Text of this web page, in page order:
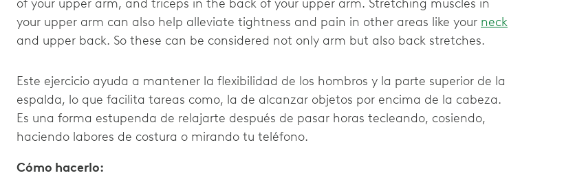
of your upper arm, and triceps in the back of your upper arm. Stretching muscles in
your upper arm can also help alleviate tightness and pain in other areas like your neck
and upper back. So these can be considered not only arm but also back stretches.
Este ejercicio ayuda a mantener la flexibilidad de los hombros y la parte superior de la
espalda, lo que facilita tareas como, la de alcanzar objetos por encima de la cabeza.
Es una forma estupenda de relajarte después de pasar horas tecleando, cosiendo,
haciendo labores de costura o mirando tu teléfono.
Cómo hacerlo: